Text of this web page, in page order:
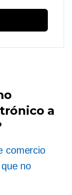
a
comercio
no